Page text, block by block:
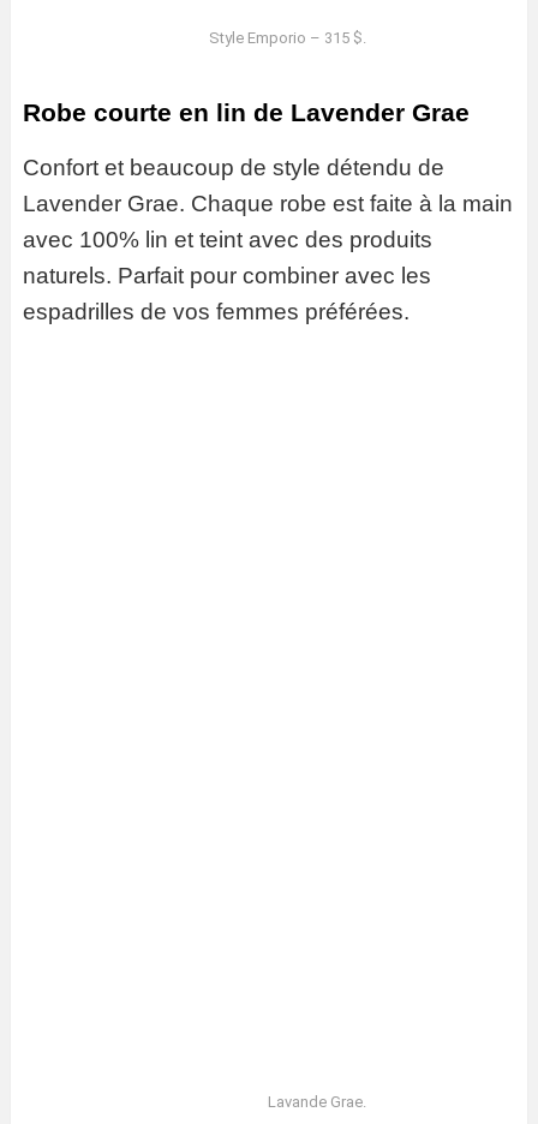
Style Emporio – 315 $.
Robe courte en lin de Lavender Grae
Confort et beaucoup de style détendu de
Lavender Grae. Chaque robe est faite à la main
avec 100% lin et teint avec des produits
naturels. Parfait pour combiner avec les
espadrilles de vos femmes préférées.
Lavande Grae.